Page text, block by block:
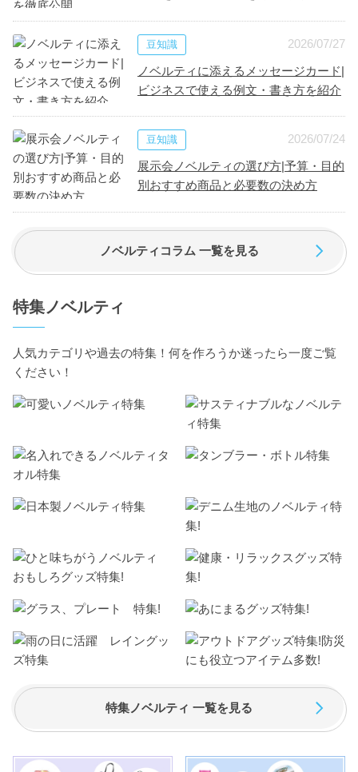
豆知識
2026/07/27
ノベルティに添えるメッセージカード|
ビジネスで使える例文・書き方を紹介
豆知識
2026/07/24
展示会ノベルティの選び方|予算・目的
別おすすめ商品と必要数の決め方
ノベルティコラム 一覧を見る
特集ノベルティ
人気カテゴリや過去の特集！何を作ろうか迷ったら一度ご覧
ください！
特集ノベルティ 一覧を見る